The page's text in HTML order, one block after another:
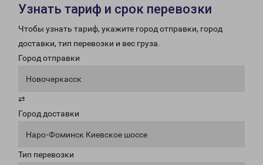
Узнать тариф и срок перевозки
Чтобы узнать тариф, укажите город отправки, город
доставки, тип перевозки и вес груза.
Город отправки
Новочеркасск
⇄
Город доставки
Наро-Фоминск Киевское шоссе
Тип перевозки